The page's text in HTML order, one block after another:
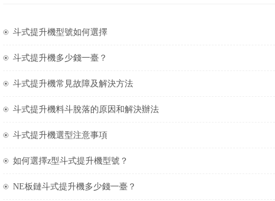
斗式提升機型號如何選擇
斗式提升機多少錢一臺？
斗式提升機常見故障及解決方法
斗式提升機料斗脫落的原因和解決辦法
斗式提升機選型注意事項
如何選擇z型斗式提升機型號？
NE板鏈斗式提升機多少錢一臺？